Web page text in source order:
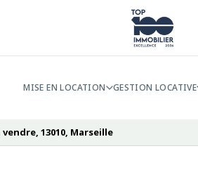
MISE EN LOCATION GESTION LOCATIVE
13010, Marseille